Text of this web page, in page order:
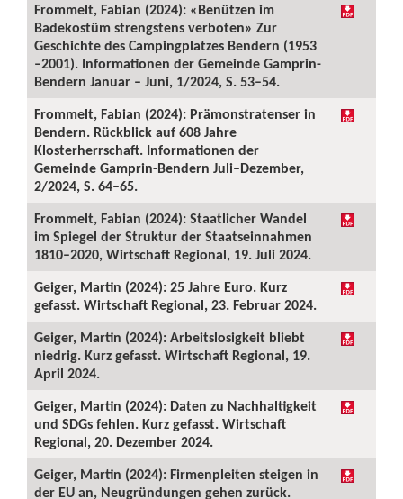
Frommelt, Fabian (2024): «Benützen im
Badekostüm strengstens verboten» Zur
Geschichte des Campingplatzes Bendern (1953
–2001). Informationen der Gemeinde Gamprin-
Bendern Januar – Juni, 1/2024, S. 53–54.
Frommelt, Fabian (2024): Prämonstratenser in
Bendern. Rückblick auf 608 Jahre
Klosterherrschaft. Informationen der
Gemeinde Gamprin-Bendern Juli–Dezember,
2/2024, S. 64–65.
Frommelt, Fabian (2024): Staatlicher Wandel
im Spiegel der Struktur der Staatseinnahmen
1810–2020, Wirtschaft Regional, 19. Juli 2024.
Geiger, Martin (2024): 25 Jahre Euro. Kurz
gefasst. Wirtschaft Regional, 23. Februar 2024.
Geiger, Martin (2024): Arbeitslosigkeit bliebt
niedrig. Kurz gefasst. Wirtschaft Regional, 19.
April 2024.
Geiger, Martin (2024): Daten zu Nachhaltigkeit
und SDGs fehlen. Kurz gefasst. Wirtschaft
Regional, 20. Dezember 2024.
Geiger, Martin (2024): Firmenpleiten steigen in
der EU an, Neugründungen gehen zurück.